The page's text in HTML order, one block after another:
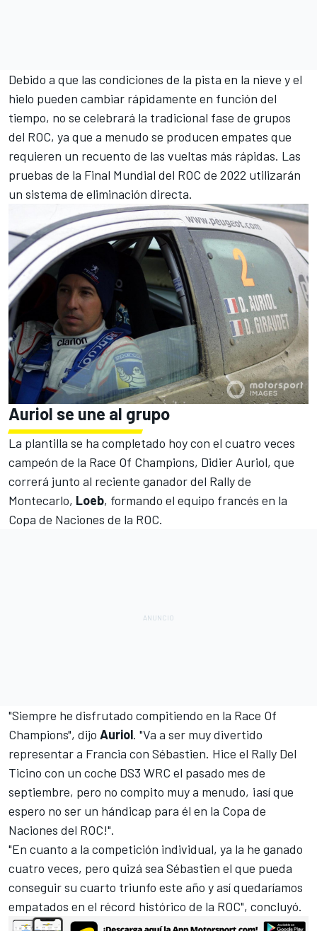
Debido a que las condiciones de la pista en la nieve y el
hielo pueden cambiar rápidamente en función del
tiempo, no se celebrará la tradicional fase de grupos
del ROC, ya que a menudo se producen empates que
requieren un recuento de las vueltas más rápidas. Las
pruebas de la Final Mundial del ROC de 2022 utilizarán
un sistema de eliminación directa.
Auriol se une al grupo
La plantilla se ha completado hoy con el cuatro veces
campeón de la Race Of Champions, Didier Auriol, que
correrá junto al reciente ganador del Rally de
Montecarlo, Loeb, formando el equipo francés en la
Copa de Naciones de la ROC.
"Siempre he disfrutado compitiendo en la Race Of
Champions", dijo Auriol. "Va a ser muy divertido
representar a Francia con Sébastien. Hice el Rally Del
Ticino con un coche DS3 WRC el pasado mes de
septiembre, pero no compito muy a menudo, ¡así que
espero no ser un hándicap para él en la Copa de
Naciones del ROC!".
"En cuanto a la competición individual, ya la he ganado
cuatro veces, pero quizá sea Sébastien el que pueda
conseguir su cuarto triunfo este año y así quedaríamos
empatados en el récord histórico de la ROC", concluyó.